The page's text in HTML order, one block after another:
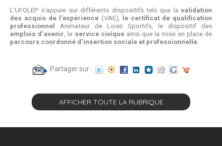
L'UFOLEP s'appuie sur différents dispositifs tels que la validation
des acquis de l’expérience (VAE),
le certificat de qualification
professionnel
Animateur de Loisir Sportifs, le dispositif des
emplois d’avenir, le service civiqueainsi que la mise en place de
parcours coordonné d’insertion sociale et professionnelle.
Partager sur :
AFFICHER TOUTE LA RUBRIQUE